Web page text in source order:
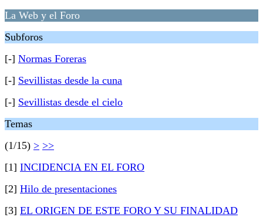
La Web y el Foro
Subforos
[-] Normas Foreras
[-] Sevillistas desde la cuna
[-] Sevillistas desde el cielo
Temas
(1/15) > >>
[1] INCIDENCIA EN EL FORO
[2] Hilo de presentaciones
[3] EL ORIGEN DE ESTE FORO Y SU FINALIDAD